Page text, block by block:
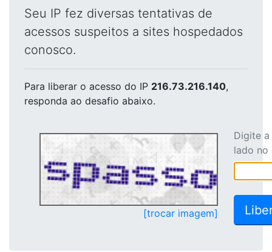
Seu IP fez diversas tentativas de
acessos suspeitos a sites hospedados
conosco.
Para liberar o acesso do IP 216.73.216.140,
responda ao desafio abaixo.
[trocar imagem]
Digite
lado no